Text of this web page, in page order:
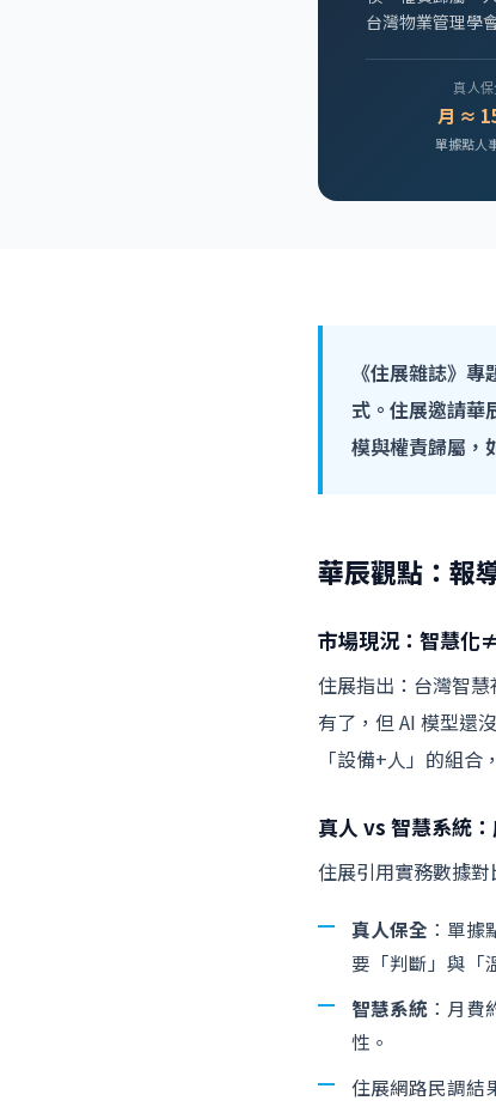
台灣物業管理學
真人保
月 ≈
單據點人
《住展雜誌》
式。住展邀請華
模與權責歸屬，
華辰觀點：報
市場現況：智慧化
住展指出：台灣智
有了，但 AI 模型還
「設備+人」的組合
真人 vs 智慧系統
住展引用實務數據對
真人保全 ：單據
要「判斷」與「
智慧系統 ：月費
性。
住展網路民調結